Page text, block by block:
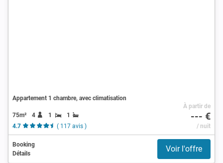
Appartement 1 chambre, avec climatisation
75m² 4 1
1
4.7
( 117 avis )
À partir de
--- €
/ nuit
Booking
Détails
Voir l'offre